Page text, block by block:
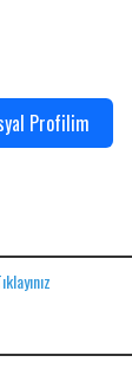
Profilim